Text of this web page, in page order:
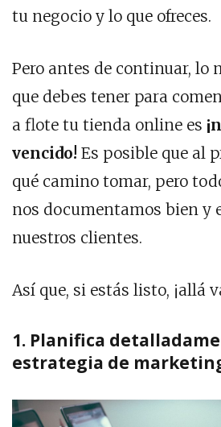
tu negocio y lo que ofreces.
Pero antes de continuar, lo
que debes tener para
a flote tu tienda online es
vencido! Es posible que al
qué camino tomar, pero
nos documentamos bien y
nuestros clientes.
Así que, si estás listo, ¡allá
1. Planifica
estrategia de